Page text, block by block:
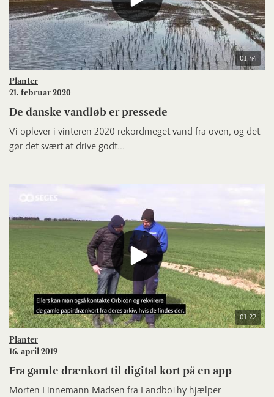
01:44
Planter
21. februar 2020
De danske vandløb er pressede
Vi oplever i vinteren 2020 rekordmeget vand fra oven, og det
gør det svært at drive godt...
01:22
Planter
16. april 2019
Fra gamle drænkort til digital kort på en app
Morten Linnemann Madsen fra LandboThy hjælper